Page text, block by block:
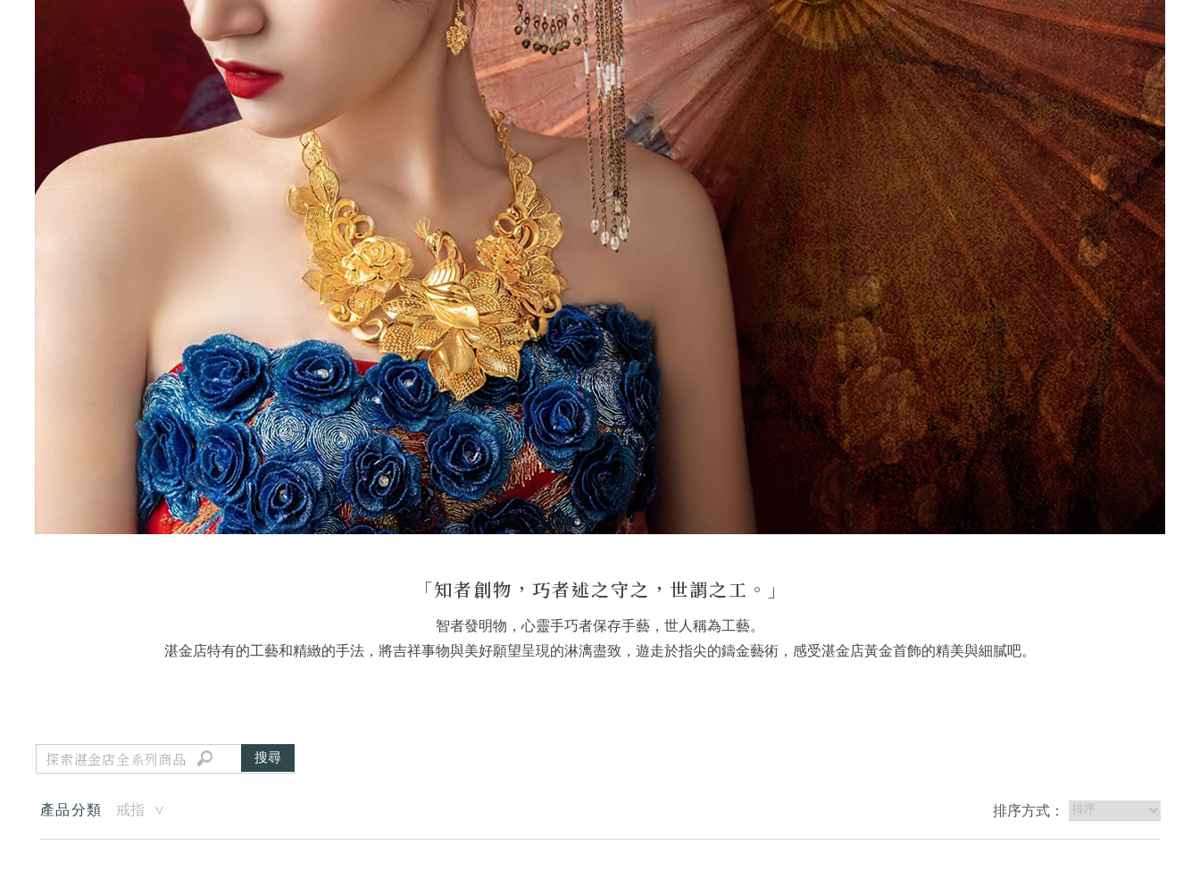
「知者創物，巧者述之守之，世謂之工。」
智者發明物，心靈手巧者保存手藝，世人稱為工藝。
湛金店特有的工藝和精緻的手法，將吉祥事物與美好願望呈現的淋漓盡致，遊走於指尖的鑄金藝術，感受湛金店黃金首飾的精美與細膩吧。
產品分類 戒指 排序方式：